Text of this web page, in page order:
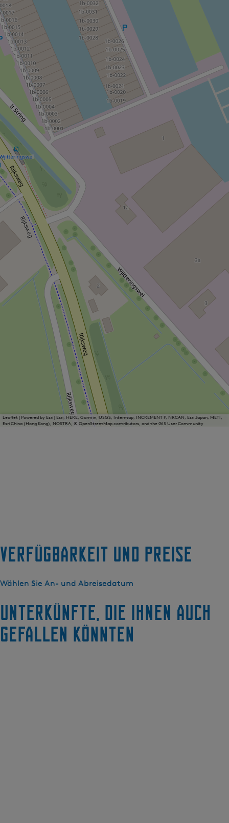
Leaflet| Powered by Esri | Esri, HERE, Garmin, USGS, Intermap, INCREMENT P, NRCAN, Esri Japan, METI,
Esri China (Hong Kong), NOSTRA, © OpenStreetMap contributors, and the GIS User Community
Verfügbarkeit und Preise
Wählen Sie An- und Abreisedatum
Unterkünfte, die Ihnen auch
gefallen könnten